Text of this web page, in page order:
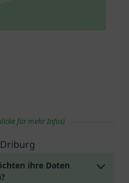
für mehr Infos)
ihre Daten